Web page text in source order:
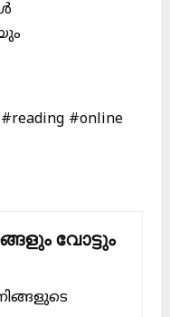
#online
വോട്ടും